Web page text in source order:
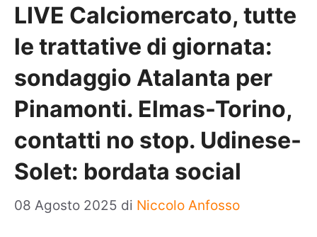
LIVE Calciomercato, tutte
le trattative di giornata:
sondaggio Atalanta per
Pinamonti. Elmas-Torino,
contatti no stop. Udinese-
Solet: bordata social
08 Agosto 2025 di Niccolo Anfosso